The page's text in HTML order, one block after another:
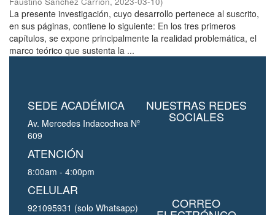
La presente investigación, cuyo desarrollo pertenece al suscrito,
en sus páginas, contiene lo siguiente: En los tres primeros
capítulos, se expone principalmente la realidad problemática, el
marco teórico que sustenta la ...
SEDE ACADÉMICA
Av. Mercedes Indacochea Nº
609
ATENCIÓN
8:00am - 4:00pm
CELULAR
921095931 (solo Whatsapp)
NUESTRAS REDES
SOCIALES
CORREO